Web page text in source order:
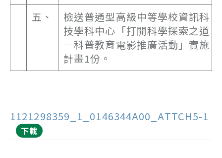
五、
檢送普通型高級中等學校資訊科
技學科中心「打開科學探索之道
—科普教育電影推廣活動」實施
計畫1份。
1121298359_1_0146344A00_ATTCH5-1
下載